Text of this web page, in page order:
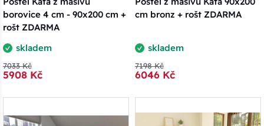
borovice 4 cm - 90x200 cm +
rošt ZDARMA
skladem
7033 Kč
5908 Kč
cm bronz + rošt ZDARMA
skladem
7198 Kč
6046 Kč